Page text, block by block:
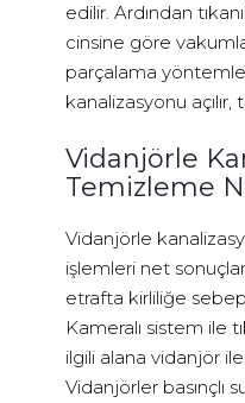
edilir. Ardından
cinsine göre
parçalama
kanalizasyonu açılır,
Vidanjörle
Temizleme
Vidanjörle
işlemleri net
etrafta kirliliğe
Kameralı sistem ile
ilgili alana vidanjör
Vidanjörler basınçlı